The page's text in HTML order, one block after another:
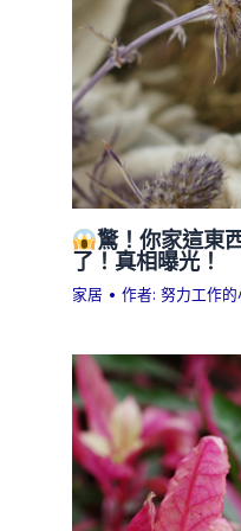
驚！你家這東
了！真相曝光！
家居 • 作者:努力工作的